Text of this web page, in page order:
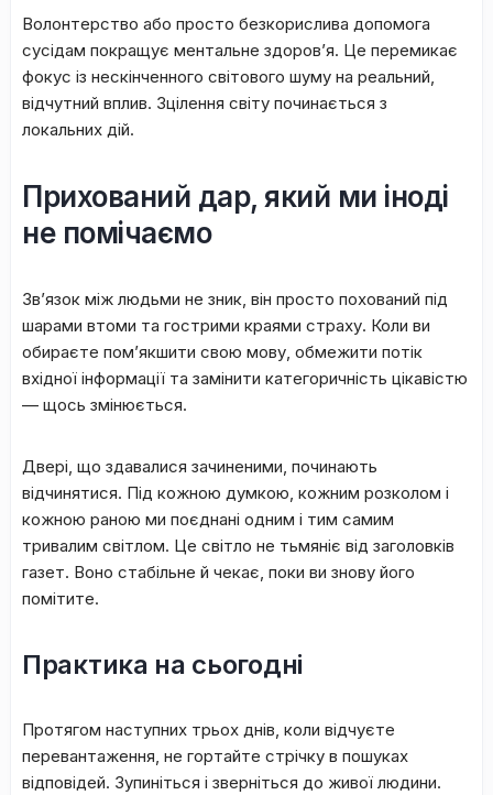
​Волонтерство або просто безкорислива допомога
сусідам покращує ментальне здоров’я. Це перемикає
фокус із нескінченного світового шуму на реальний,
відчутний вплив. Зцілення світу починається з
локальних дій.
​Прихований дар, який ми іноді
не помічаємо
​Зв’язок між людьми не зник, він просто похований під
шарами втоми та гострими краями страху. Коли ви
обираєте пом’якшити свою мову, обмежити потік
вхідної інформації та замінити категоричність цікавістю
— щось змінюється.
​Двері, що здавалися зачиненими, починають
відчинятися. Під кожною думкою, кожним розколом і
кожною раною ми поєднані одним і тим самим
тривалим світлом. Це світло не тьмяніє від заголовків
газет. Воно стабільне й чекає, поки ви знову його
помітите.
​Практика на сьогодні
​Протягом наступних трьох днів, коли відчуєте
перевантаження, не гортайте стрічку в пошуках
відповідей. Зупиніться і зверніться до живої людини.